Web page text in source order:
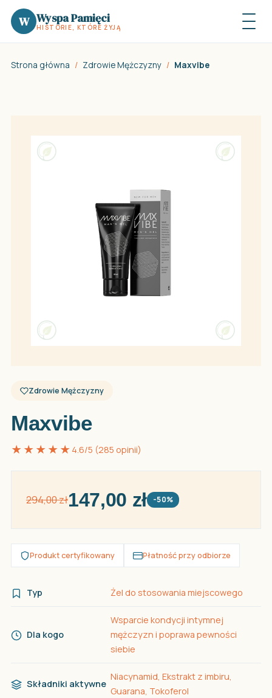
W Wyspa Pamięci
HISTORIE, KTÓRE ŻYJĄ
Strona główna / Zdrowie Mężczyzny / Maxvibe
Zdrowie Mężczyzny
Maxvibe
★★★★★ 4.6/5 (285 opinii)
294,00 zł147,00 zł -50%
Produkt certyfikowany Płatność przy odbiorze
Typ Żel do stosowania miejscowego
Dla kogo
Wsparcie kondycji intymnej
mężczyzn i poprawa pewności
siebie
Składniki aktywne
Niacynamid, Ekstrakt z imbiru,
Guarana, Tokoferol